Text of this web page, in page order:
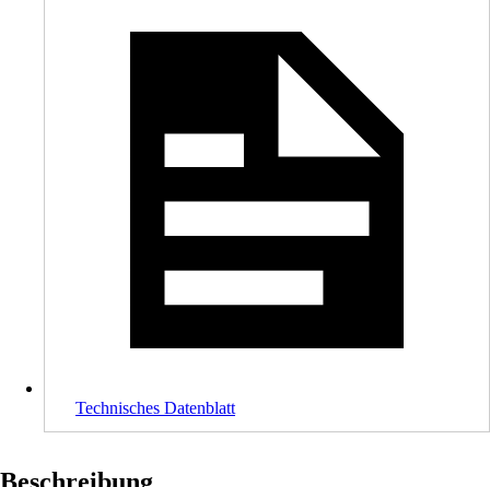
Technisches Datenblatt